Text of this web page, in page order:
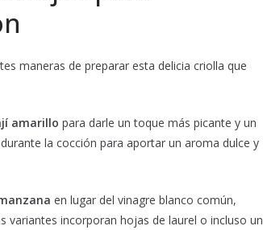
maneras de preparar esta delicia criolla que
amarillo para darle un toque más picante y un
la cocción para aportar un aroma dulce y
en lugar del vinagre blanco común,
variantes incorporan hojas de laurel o incluso un